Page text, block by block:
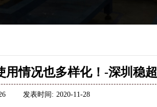
情况也多样化！-深圳稳超
发表时间: 2020-11-28